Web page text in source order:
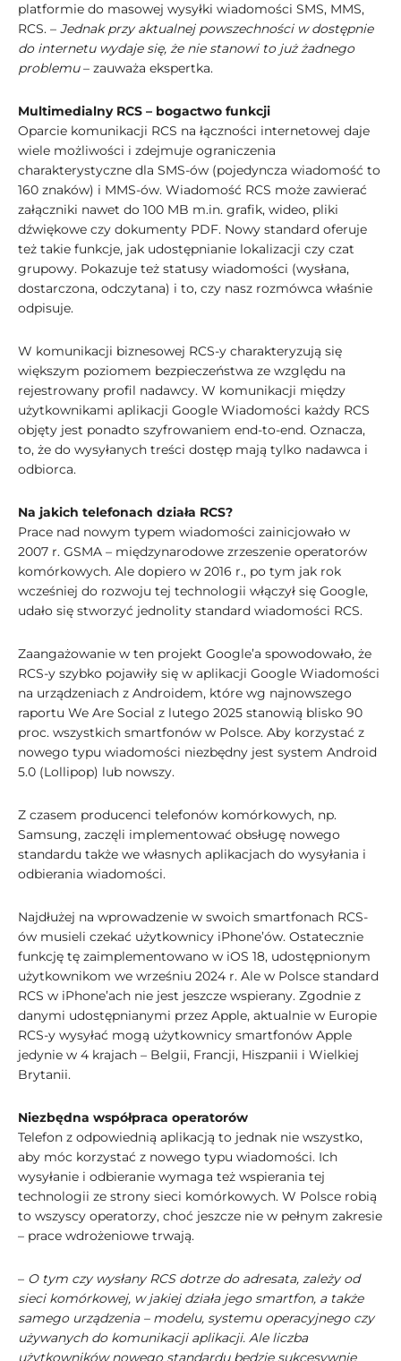
platformie do masowej wysyłki wiadomości SMS, MMS,
RCS. – Jednak przy aktualnej powszechności w dostępnie
do internetu wydaje się, że nie stanowi to już żadnego
problemu– zauważa ekspertka.
Multimedialny RCS – bogactwo funkcji
Oparcie komunikacji RCS na łączności internetowej daje
wiele możliwości i zdejmuje ograniczenia
charakterystyczne dla SMS-ów (pojedyncza wiadomość to
160 znaków) i MMS-ów. Wiadomość RCS może zawierać
załączniki nawet do 100 MB m.in. grafik, wideo, pliki
dźwiękowe czy dokumenty PDF. Nowy standard oferuje
też takie funkcje, jak udostępnianie lokalizacji czy czat
grupowy. Pokazuje też statusy wiadomości (wysłana,
dostarczona, odczytana) i to, czy nasz rozmówca właśnie
odpisuje.
W komunikacji biznesowej RCS-y charakteryzują się
większym poziomem bezpieczeństwa ze względu na
rejestrowany profil nadawcy. W komunikacji między
użytkownikami aplikacji Google Wiadomości każdy RCS
objęty jest ponadto szyfrowaniem end-to-end. Oznacza,
to, że do wysyłanych treści dostęp mają tylko nadawca i
odbiorca.
Na jakich telefonach działa RCS?
Prace nad nowym typem wiadomości zainicjowało w
2007 r. GSMA – międzynarodowe zrzeszenie operatorów
komórkowych. Ale dopiero w 2016 r., po tym jak rok
wcześniej do rozwoju tej technologii włączył się Google,
udało się stworzyć jednolity standard wiadomości RCS.
Zaangażowanie w ten projekt Google’a spowodowało, że
RCS-y szybko pojawiły się w aplikacji Google Wiadomości
na urządzeniach z Androidem, które wg najnowszego
raportu We Are Social z lutego 2025 stanowią blisko 90
proc. wszystkich smartfonów w Polsce. Aby korzystać z
nowego typu wiadomości niezbędny jest system Android
5.0 (Lollipop) lub nowszy.
Z czasem producenci telefonów komórkowych, np.
Samsung, zaczęli implementować obsługę nowego
standardu także we własnych aplikacjach do wysyłania i
odbierania wiadomości.
Najdłużej na wprowadzenie w swoich smartfonach RCS-
ów musieli czekać użytkownicy iPhone’ów. Ostatecznie
funkcję tę zaimplementowano w iOS 18, udostępnionym
użytkownikom we wrześniu 2024 r. Ale w Polsce standard
RCS w iPhone’ach nie jest jeszcze wspierany. Zgodnie z
danymi udostępnianymi przez Apple, aktualnie w Europie
RCS-y wysyłać mogą użytkownicy smartfonów Apple
jedynie w 4 krajach – Belgii, Francji, Hiszpanii i Wielkiej
Brytanii.
Niezbędna współpraca operatorów
Telefon z odpowiednią aplikacją to jednak nie wszystko,
aby móc korzystać z nowego typu wiadomości. Ich
wysyłanie i odbieranie wymaga też wspierania tej
technologii ze strony sieci komórkowych. W Polsce robią
to wszyscy operatorzy, choć jeszcze nie w pełnym zakresie
– prace wdrożeniowe trwają.
– O tym czy wysłany RCS dotrze do adresata, zależy od
sieci komórkowej, w jakiej działa jego smartfon, a także
samego urządzenia – modelu, systemu operacyjnego czy
używanych do komunikacji aplikacji. Ale liczba
użytkowników nowego standardu będzie sukcesywnie